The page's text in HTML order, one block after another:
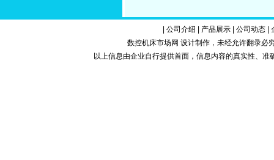
公司介绍 产品展示| 公司动态|
数控机床市场网 设计制作，未经允许翻录必
以上信息由企业自行提供首面，信息内容的真实性、